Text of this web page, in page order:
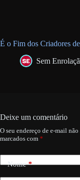
É o Fim dos Criadores
Sem
Deixe um comentário
O seu endereço de e-mail não
marcados com *
Nome*